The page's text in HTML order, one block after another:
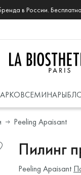
в России.
СЕМИНАРЫ
Peeling Apaisant
Пилинг
Peeling Apaisant